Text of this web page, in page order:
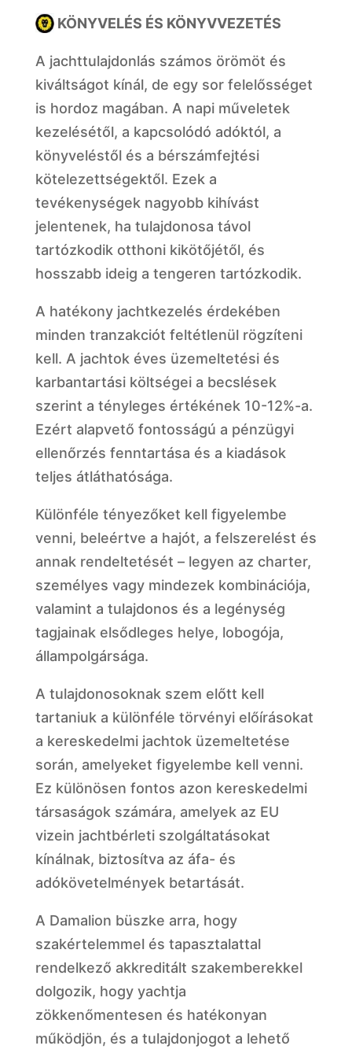
KÖNYVELÉS ÉS KÖNYVVEZETÉS
A jachttulajdonlás számos örömöt és
kiváltságot kínál, de egy sor felelősséget
is hordoz magában. A napi műveletek
kezelésétől, a kapcsolódó adóktól, a
könyveléstől és a bérszámfejtési
kötelezettségektől. Ezek a
tevékenységek nagyobb kihívást
jelentenek, ha tulajdonosa távol
tartózkodik otthoni kikötőjétől, és
hosszabb ideig a tengeren tartózkodik.
A hatékony jachtkezelés érdekében
minden tranzakciót feltétlenül rögzíteni
kell. A jachtok éves üzemeltetési és
karbantartási költségei a becslések
szerint a tényleges értékének 10-12%-a.
Ezért alapvető fontosságú a pénzügyi
ellenőrzés fenntartása és a kiadások
teljes átláthatósága.
Különféle tényezőket kell figyelembe
venni, beleértve a hajót, a felszerelést és
annak rendeltetését – legyen az charter,
személyes vagy mindezek kombinációja,
valamint a tulajdonos és a legénység
tagjainak elsődleges helye, lobogója,
állampolgársága.
A tulajdonosoknak szem előtt kell
tartaniuk a különféle törvényi előírásokat
a kereskedelmi jachtok üzemeltetése
során, amelyeket figyelembe kell venni.
Ez különösen fontos azon kereskedelmi
társaságok számára, amelyek az EU
vizein jachtbérleti szolgáltatásokat
kínálnak, biztosítva az áfa- és
adókövetelmények betartását.
A Damalion büszke arra, hogy
szakértelemmel és tapasztalattal
rendelkező akkreditált szakemberekkel
dolgozik, hogy yachtja
zökkenőmentesen és hatékonyan
működjön, és a tulajdonjogot a lehető